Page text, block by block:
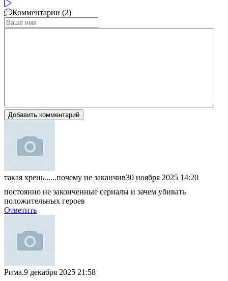
Комментарии (2)
Добавить комментарий
такая хрень......почему не заканчив30 ноября 2025 14:20
постоянно не законченные сериалы и зачем убивать
положительных героев
Ответить
Рима.9 декабря 2025 21:58